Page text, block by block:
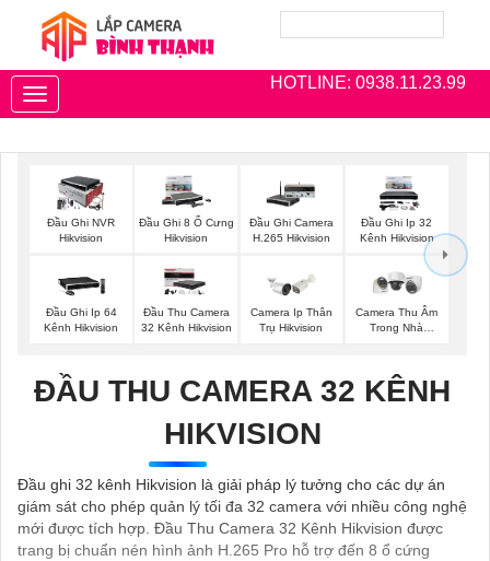
HOTLINE: 0938.11.23.99
Toggle
navigation
Đầu Ghi NVR
Hikvision
Đầu Ghi 8 Ổ Cưng
Hikvision
Đầu Ghi Camera
H.265 Hikvision
Đầu Ghi Ip 32
Kênh Hikvision
Đầu Ghi Ip 64
Kênh Hikvision
Đầu Thu Camera
32 Kênh Hikvision
Camera Ip Thân
Trụ Hikvision
Camera Thu Âm
Trong Nhà
ĐẦU THU CAMERA 32 KÊNH
HIKVISION
Đầu ghi 32 kênh Hikvision là giải pháp lý tưởng cho các dự án
giám sát cho phép quản lý tối đa 32 camera với nhiều công nghệ
mới được tích hợp. Đầu Thu Camera 32 Kênh Hikvision được
trang bị chuẩn nén hình ảnh H.265 Pro hỗ trợ đến 8 ổ cứng